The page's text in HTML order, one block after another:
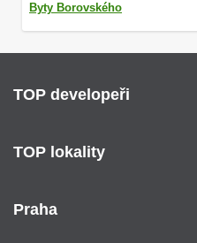
Byty Borovského
TOP developeři
TOP lokality
Praha